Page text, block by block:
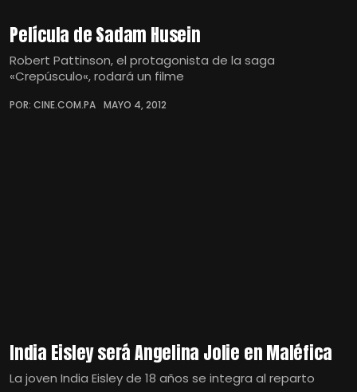
Película de Sadam Husein
Robert Pattinson, el protagonista de la saga
«Crepúsculo«, rodará un filme
POR: CINE.COM.PA MAYO 4, 2012
India Eisley será Angelina Jolie en Maléfica
La joven India Eisley de 18 años se integra al reparto